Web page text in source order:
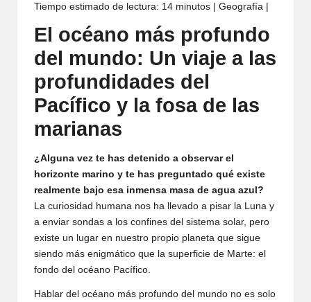
Tiempo estimado de lectura: 14 minutos | Geografía |
El océano más profundo
del mundo: Un viaje a las
profundidades del
Pacífico y la fosa de las
marianas
¿Alguna vez te has detenido a observar el
horizonte marino y te has preguntado qué existe
realmente bajo esa inmensa masa de agua azul?
La curiosidad humana nos ha llevado a pisar la Luna y
a enviar sondas a los confines del sistema solar, pero
existe un lugar en nuestro propio planeta que sigue
siendo más enigmático que la superficie de Marte: el
fondo del océano Pacífico.
Hablar del océano más profundo del mundo no es solo